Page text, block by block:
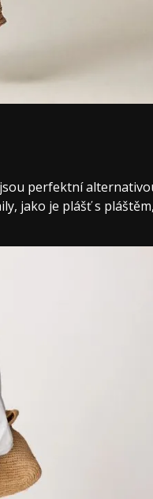
perfektní
jako je plášť s